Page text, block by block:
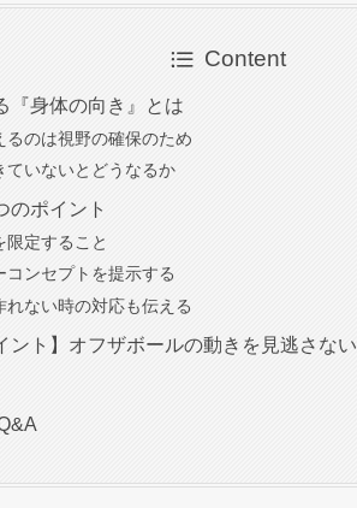
Content
『身体の向き』とは
るのは視野の確保のため
ていないとどうなるか
のポイント
定すること
ンセプトを提示する
ない時の対応も伝える
ント】オフザボールの動きを見逃さない